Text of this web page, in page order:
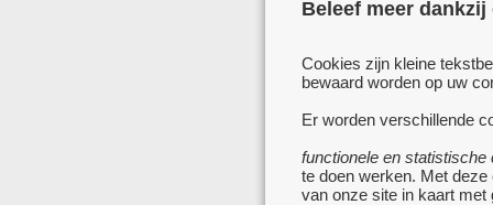
Beleef meer
Cookies zijn kleine
bewaard worden op uw
Er worden verschillende
functionele en statistische
te doen werken. Met
van onze site in kaart met